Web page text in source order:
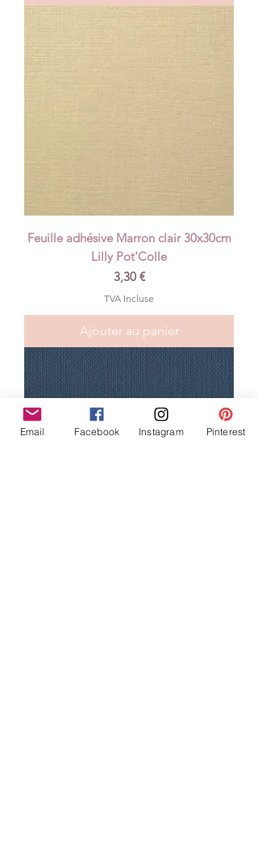
Feuille adhésive Marron clair 30x30cm
Lilly Pot'Colle
Prix
3,30 €
TVA Incluse
Ajouter au panier
Email Facebook Instagram Pinterest